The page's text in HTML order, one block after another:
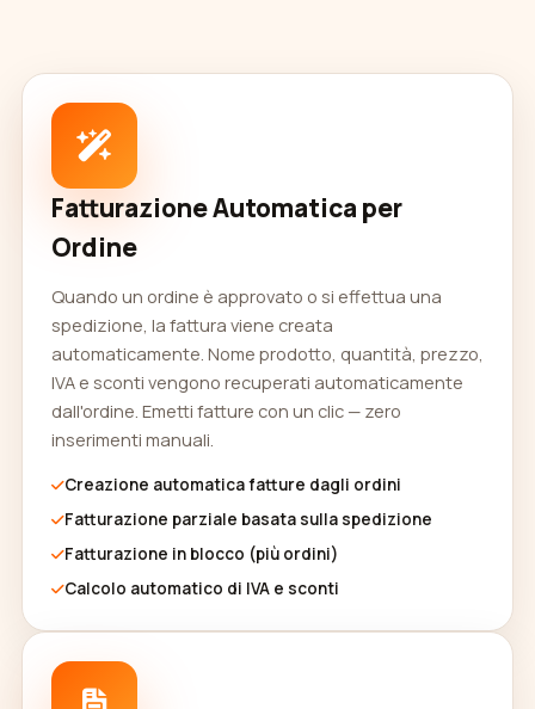
Fatturazione Automatica per
Ordine
Quando un ordine è approvato o si effettua una
spedizione, la fattura viene creata
automaticamente. Nome prodotto, quantità, prezzo,
IVA e sconti vengono recuperati automaticamente
dall'ordine. Emetti fatture con un clic — zero
inserimenti manuali.
Creazione automatica fatture dagli ordini
Fatturazione parziale basata sulla spedizione
Fatturazione in blocco (più ordini)
Calcolo automatico di IVA e sconti